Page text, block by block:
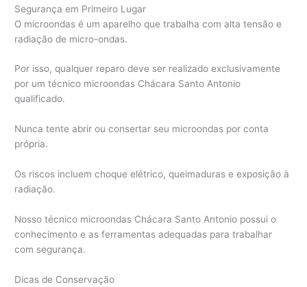
Segurança em Primeiro Lugar
O microondas é um aparelho que trabalha com alta tensão e
radiação de micro-ondas.
Por isso, qualquer reparo deve ser realizado exclusivamente
por um técnico microondas Chácara Santo Antonio
qualificado.
Nunca tente abrir ou consertar seu microondas por conta
própria.
Os riscos incluem choque elétrico, queimaduras e exposição à
radiação.
Nosso técnico microondas Chácara Santo Antonio possui o
conhecimento e as ferramentas adequadas para trabalhar
com segurança.
Dicas de Conservação